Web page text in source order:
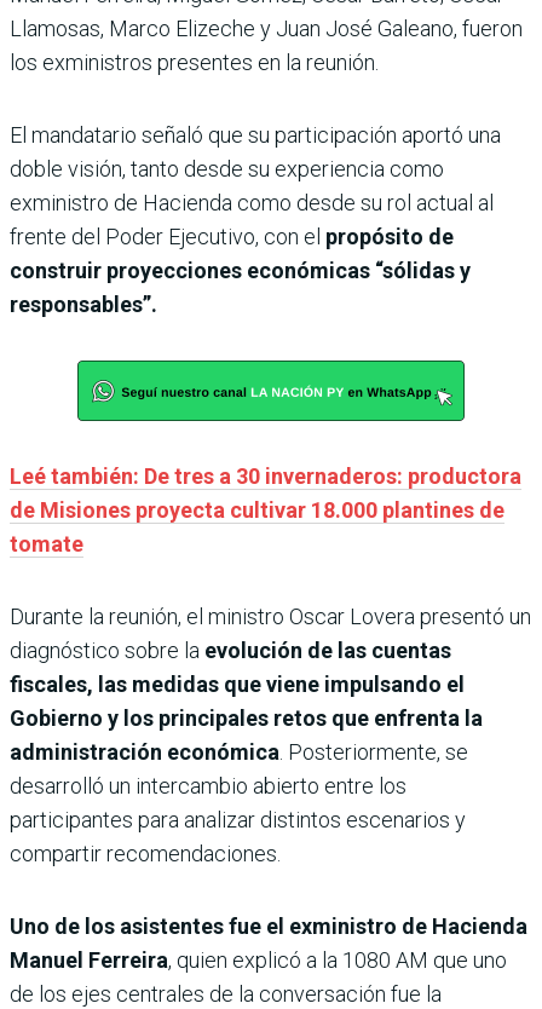
Llamosas, Marco Elizeche y Juan José Galeano, fueron
los exministros presentes en la reunión.
El mandatario señaló que su participación aportó una
doble visión, tanto desde su experiencia como
exministro de Hacienda como desde su rol actual al
frente del Poder Ejecutivo, con el propósito de
construir proyecciones económicas “sólidas y
responsables”.
Leé también: De tres a 30 invernaderos: productora
de Misiones proyecta cultivar 18.000 plantines de
tomate
Durante la reunión, el ministro Oscar Lovera presentó un
diagnóstico sobre la evolución de las cuentas
fiscales, las medidas que viene impulsando el
Gobierno y los principales retos que enfrenta la
administración económica. Posteriormente, se
desarrolló un intercambio abierto entre los
participantes para analizar distintos escenarios y
compartir recomendaciones.
Uno de los asistentes fue el exministro de Hacienda
Manuel Ferreira, quien explicó a la 1080 AM que uno
de los ejes centrales de la conversación fue la